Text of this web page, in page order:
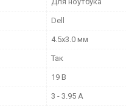
Dell
4.5x3.0 мм
Так
19 В
3 - 3.95 А